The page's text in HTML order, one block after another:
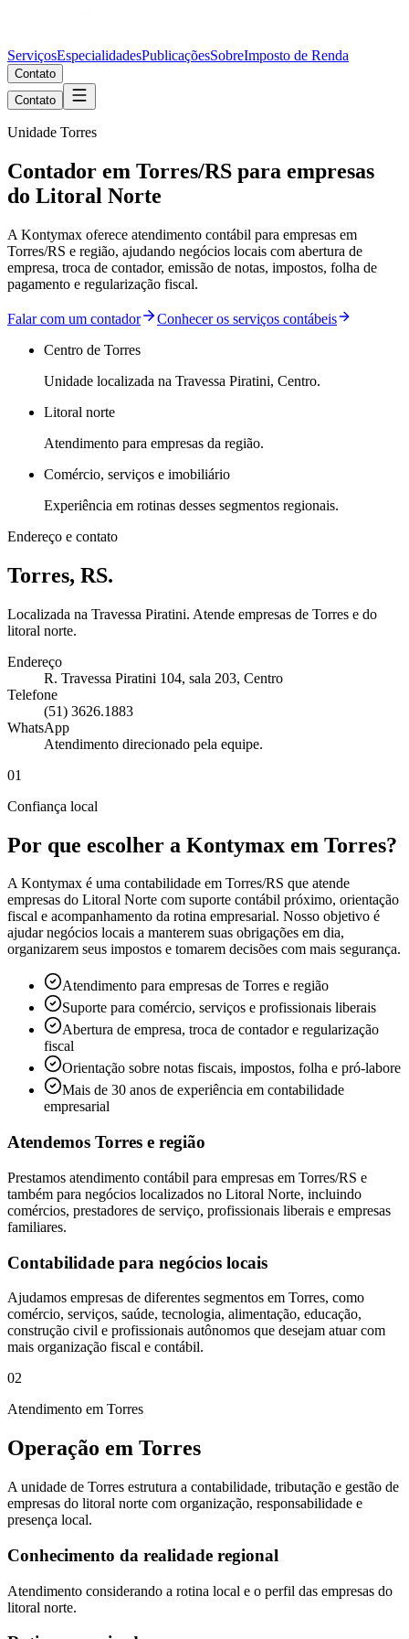
ServiçosEspecialidadesPublicaçõesSobreImposto de Renda
Contato
Contato
Unidade Torres
Contador em Torres/RS para empresas
do Litoral Norte
A Kontymax oferece atendimento contábil para empresas em
Torres/RS e região, ajudando negócios locais com abertura de
empresa, troca de contador, emissão de notas, impostos, folha de
pagamento e regularização fiscal.
Falar com um contador
Conhecer os serviços contábeis
Centro de Torres
Unidade localizada na Travessa Piratini, Centro.
Litoral norte
Atendimento para empresas da região.
Comércio, serviços e imobiliário
Experiência em rotinas desses segmentos regionais.
Endereço e contato
Torres, RS.
Localizada na Travessa Piratini. Atende empresas de Torres e do
litoral norte.
Endereço
R. Travessa Piratini 104, sala 203, Centro
Telefone
(51) 3626.1883
WhatsApp
Atendimento direcionado pela equipe.
01
Confiança local
Por que escolher a Kontymax em Torres?
A Kontymax é uma contabilidade em Torres/RS que atende
empresas do Litoral Norte com suporte contábil próximo, orientação
fiscal e acompanhamento da rotina empresarial. Nosso objetivo é
ajudar negócios locais a manterem suas obrigações em dia,
organizarem seus impostos e tomarem decisões com mais segurança.
Atendimento para empresas de Torres e região
Suporte para comércio, serviços e profissionais liberais
Abertura de empresa, troca de contador e regularização
fiscal
Orientação sobre notas fiscais, impostos, folha e pró-labore
Mais de 30 anos de experiência em contabilidade
empresarial
Atendemos Torres e região
Prestamos atendimento contábil para empresas em Torres/RS e
também para negócios localizados no Litoral Norte, incluindo
comércios, prestadores de serviço, profissionais liberais e empresas
familiares.
Contabilidade para negócios locais
Ajudamos empresas de diferentes segmentos em Torres, como
comércio, serviços, saúde, tecnologia, alimentação, educação,
construção civil e profissionais autônomos que desejam atuar com
mais organização fiscal e contábil.
02
Atendimento em Torres
Operação em Torres
A unidade de Torres estrutura a contabilidade, tributação e gestão de
empresas do litoral norte com organização, responsabilidade e
presença local.
Conhecimento da realidade regional
Atendimento considerando a rotina local e o perfil das empresas do
litoral norte.